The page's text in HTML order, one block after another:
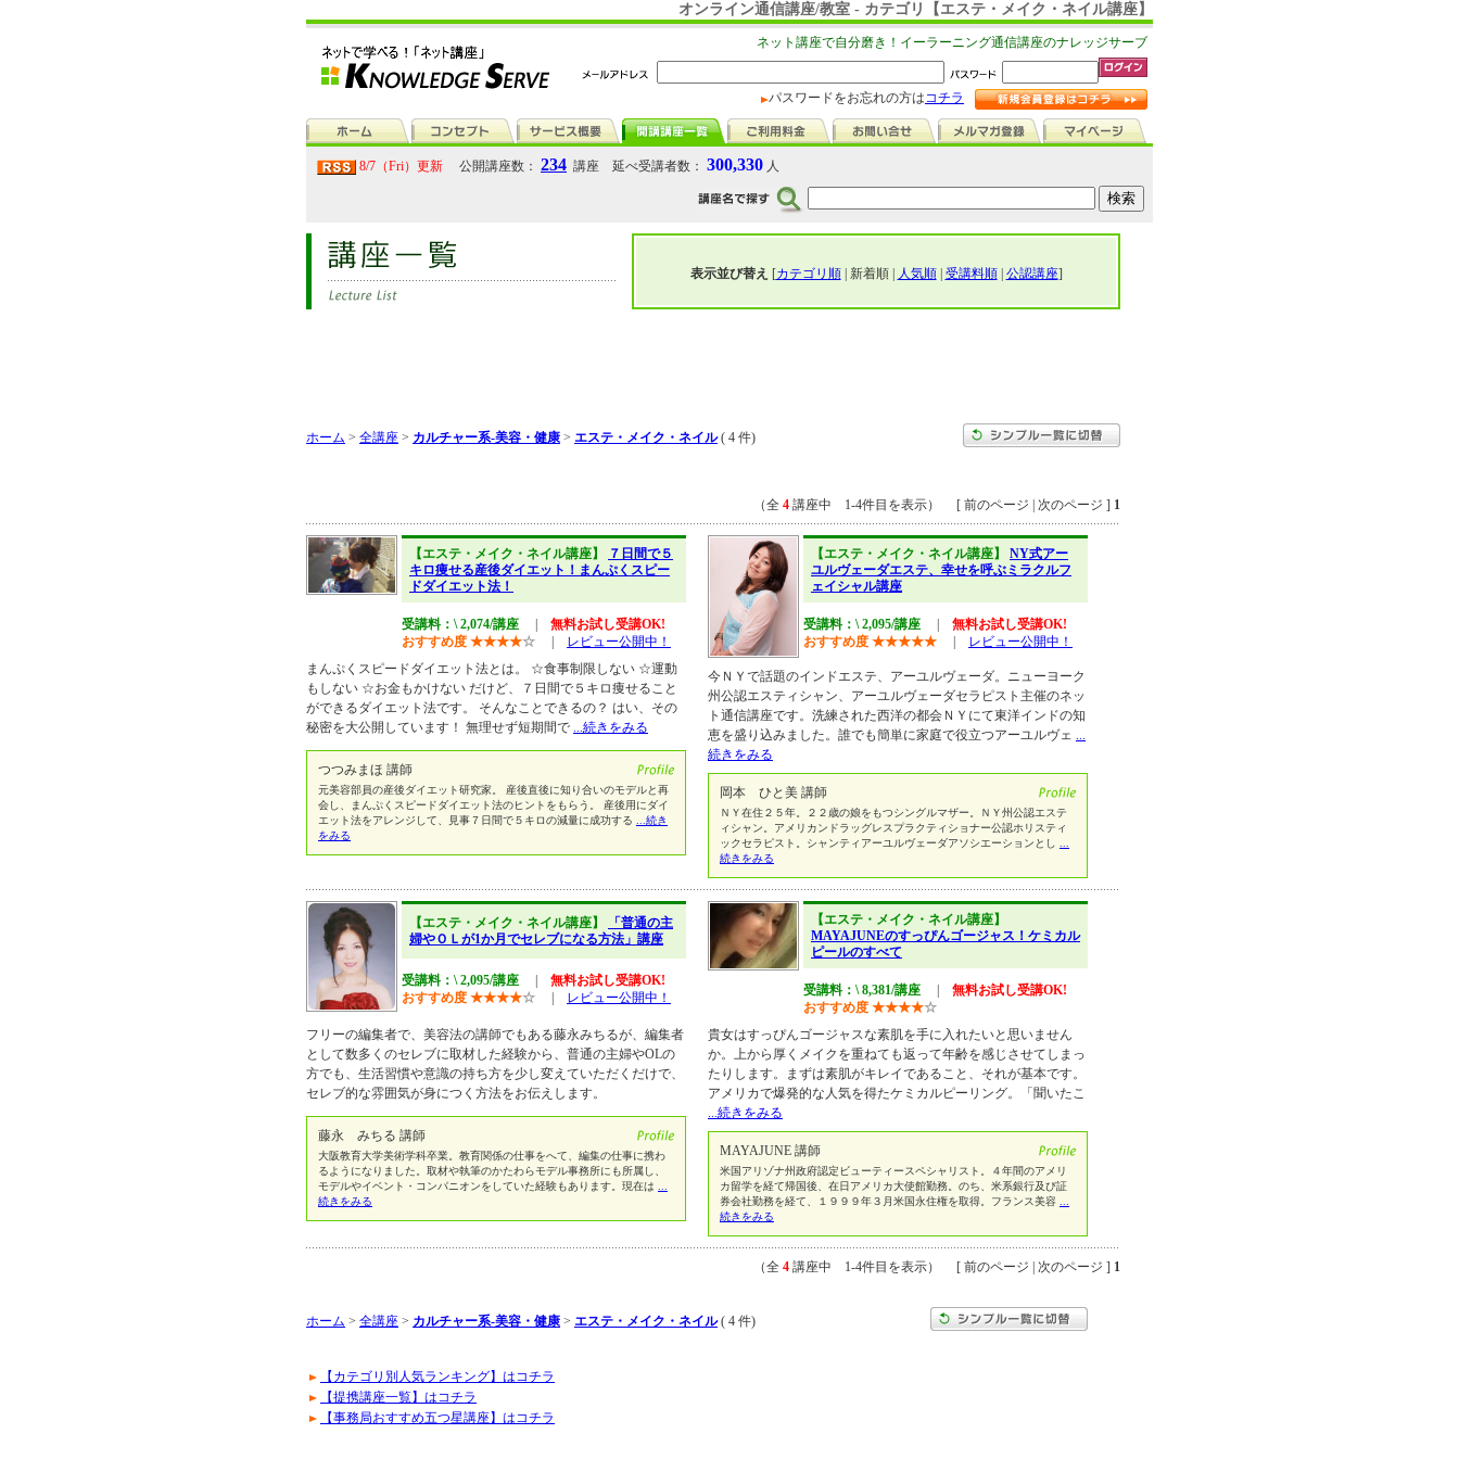
オンライン通信講座/教室 - カテゴリ【エステ・メイク・ネイル講座】
ネット講座で自分磨き！イーラーニング通信講座のナレッジサーブ
パスワードをお忘れの方はコチラ
8/7（Fri）更新 公開講座数： 234 講座 延べ受講者数： 300,330 人
表示並び替え [カテゴリ順| 新着順 | 人気順| 受講料順| 公認講座]
ホーム > 全講座 > カルチャー系-美容・健康 > エステ・メイク・ネイル ( 4 件)
（全 4 講座中 1-4件目を表示） [ 前のページ | 次のページ ] 1
【エステ・メイク・ネイル講座】
７日間で５
キロ痩せる産後ダイエット！まんぷくスピー
ドダイエット法！
受講料：\ 2,074/講座
無料お試し受講OK!
おすすめ度 ★★★★☆
レビュー公開中！
まんぷくスピードダイエット法とは。 ☆食事制限しない ☆運動
もしない ☆お金もかけない だけど、７日間で５キロ痩せること
ができるダイエット法です。 そんなことできるの？ はい、その
秘密を大公開しています！ 無理せず短期間で ...続きをみる
つつみまほ 講師
元美容部員の産後ダイエット研究家。 産後直後に知り合いのモデルと再
会し、まんぷくスピードダイエット法のヒントをもらう。 産後用にダイ
エット法をアレンジして、見事７日間で５キロの減量に成功する
...続き
をみる
【エステ・メイク・ネイル講座】 NY式アー
ユルヴェーダエステ、幸せを呼ぶミラクルフ
ェイシャル講座
受講料：\ 2,095/講座
無料お試し受講OK!
おすすめ度 ★★★★★ レビュー公開中！
今ＮＹで話題のインドエステ、アーユルヴェーダ。ニューヨーク
州公認エスティシャン、アーユルヴェーダセラピスト主催のネッ
ト通信講座です。洗練された西洋の都会ＮＹにて東洋インドの知
恵を盛り込みました。誰でも簡単に家庭で役立つアーユルヴェ ...
続きをみる
岡本 ひと美 講師
ＮＹ在住２５年。２２歳の娘をもつシングルマザー。ＮＹ州公認エステ
ィシャン。アメリカンドラッグレスプラクティショナー公認ホリスティ
ックセラピスト。シャンティアーユルヴェーダアソシエーションとし
続きをみる
【エステ・メイク・ネイル講座】
「普通の主
婦やＯＬが1か月でセレブになる方法」講座
受講料：\ 2,095/講座
無料お試し受講OK!
おすすめ度 ★★★★☆ レビュー公開中！
フリーの編集者で、美容法の講師でもある藤永みちるが、編集者
として数多くのセレブに取材した経験から、普通の主婦やOLの
方でも、生活習慣や意識の持ち方を少し変えていただくだけで、
セレブ的な雰囲気が身につく方法をお伝えします。
藤永 みちる 講師
大阪教育大学美術学科卒業。教育関係の仕事をへて、編集の仕事に携わ
るようになりました。取材や執筆のかたわらモデル事務所にも所属し、
モデルやイベント・コンパニオンをしていた経験もあります。現在は
続きをみる
【エステ・メイク・ネイル講座】
MAYAJUNEのすっぴんゴージャス！ケミカル
ピールのすべて
受講料：\ 8,381/講座
無料お試し受講OK!
おすすめ度 ★★★★☆
貴女はすっぴんゴージャスな素肌を手に入れたいと思いません
か。上から厚くメイクを重ねても返って年齢を感じさせてしまっ
たりします。まずは素肌がキレイであること、それが基本です。
アメリカで爆発的な人気を得たケミカルピーリング。「聞いたこ
...続きをみる
MAYAJUNE 講師
米国アリゾナ州政府認定ビューティースペシャリスト。４年間のアメリ
カ留学を経て帰国後、在日アメリカ大使館勤務。のち、米系銀行及び証
券会社勤務を経て、１９９９年３月米国永住権を取得。フランス美容
続きをみる
（全 4 講座中 1-4件目を表示） [ 前のページ | 次のページ ] 1
ホーム > 全講座 > カルチャー系-美容・健康 > エステ・メイク・ネイル ( 4 件)
【カテゴリ別人気ランキング】はコチラ
【提携講座一覧】はコチラ
【事務局おすすめ五つ星講座】はコチラ